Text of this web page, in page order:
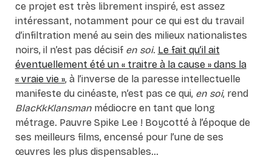
ce projet est très librement inspiré, est assez
intéressant, notamment pour ce qui est du travail
d’infiltration mené au sein des milieux nationalistes
noirs, il n’est pas décisif en soi. Le fait qu’il ait
éventuellement été un « traitre à la cause » dans la
« vraie vie », à l’inverse de la paresse intellectuelle
manifeste du cinéaste, n’est pas ce qui, en soi, rend
BlacKkKlansmanmédiocre en tant que long
métrage. Pauvre Spike Lee ! Boycotté à l’époque de
ses meilleurs films, encensé pour l’une de ses
œuvres les plus dispensables…